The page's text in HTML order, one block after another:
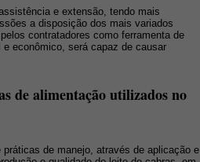
e extensão, tendo mais
a disposição dos mais variados
contratadores como ferramenta de
econômico, será capaz de causar
de alimentação utilizados no
de manejo, através de aplicação e